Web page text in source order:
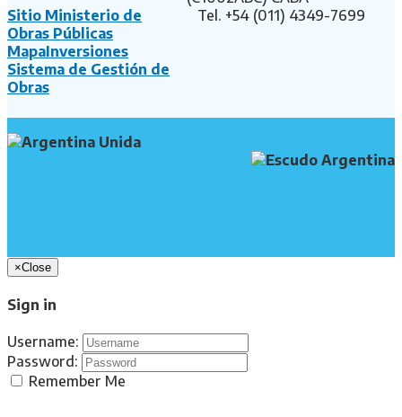
Sitio Ministerio de
Obras Públicas
MapaInversiones
Sistema de Gestión de
Obras
Tel. +54 (011) 4349-7699
×Close
Sign in
Username:
Password:
Remember Me